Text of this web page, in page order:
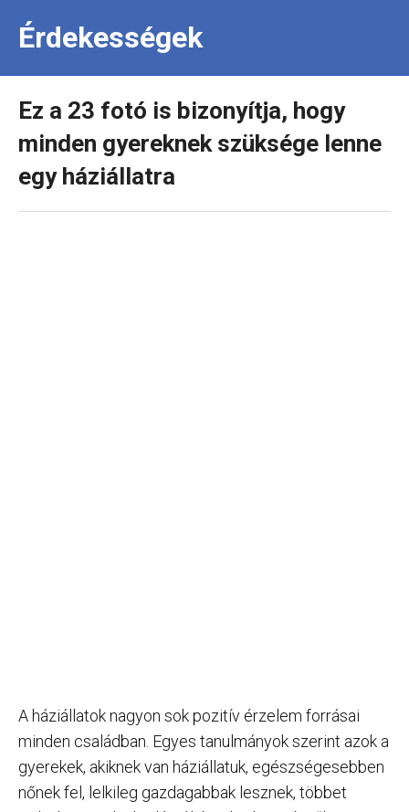
Érdekességek
Ez a 23 fotó is bizonyítja, hogy
minden gyereknek szüksége lenne
egy háziállatra
A háziállatok nagyon sok pozitív érzelem forrásai
minden családban. Egyes tanulmányok szerint azok a
gyerekek, akiknek van háziállatuk, egészségesebben
nőnek fel, lelkileg gazdagabbak lesznek, többet